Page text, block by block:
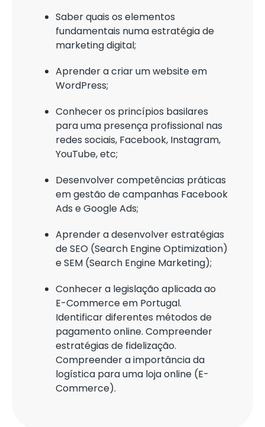
Saber quais os elementos
fundamentais numa estratégia de
marketing digital;
Aprender a criar um website em
WordPress;
Conhecer os princípios basilares
para uma presença profissional nas
redes sociais, Facebook, Instagram,
YouTube, etc;
Desenvolver competências práticas
em gestão de campanhas Facebook
Ads e Google Ads;
Aprender a desenvolver estratégias
de SEO (Search Engine Optimization)
e SEM (Search Engine Marketing);
Conhecer a legislação aplicada ao
E-Commerce em Portugal.
Identificar diferentes métodos de
pagamento online. Compreender
estratégias de fidelização.
Compreender a importância da
logística para uma loja online (E-
Commerce).